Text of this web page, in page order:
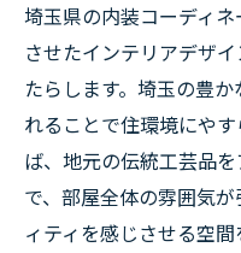
埼玉県の内装コーディ
させたインテリアデザ
たらします。埼玉の豊
れることで住環境にや
ば、地元の伝統工芸品
で、部屋全体の雰囲気
ィティを感じさせる空